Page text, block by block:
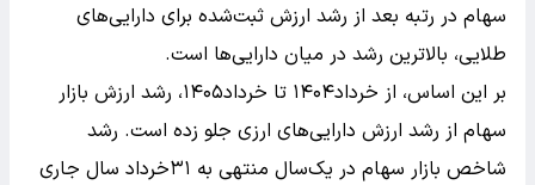
سهام در رتبه بعد از رشد ارزش ثبت‌شده برای دارایی‌های
طلایی، بالاترین رشد در میان دارایی‌ها است.
بر این اساس، از خرداد۱۴۰۴ تا خرداد۱۴۰۵، رشد ارزش بازار
سهام از رشد ارزش دارایی‌های ارزی جلو زده است. رشد
شاخص بازار سهام در یک‌سال منتهی به ۳۱خرداد سال جاری